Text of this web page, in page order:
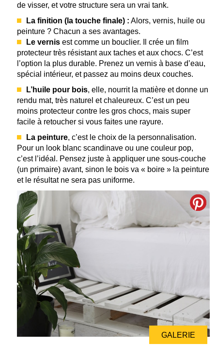
de visser, et votre structure sera un vrai tank.
La finition (la touche finale) : Alors, vernis, huile ou
peinture ? Chacun a ses avantages.
Le vernis est comme un bouclier. Il crée un film
protecteur très résistant aux taches et aux chocs. C’est
l’option la plus durable. Prenez un vernis à base d’eau,
spécial intérieur, et passez au moins deux couches.
L’huile pour bois, elle, nourrit la matière et donne un
rendu mat, très naturel et chaleureux. C’est un peu
moins protecteur contre les gros chocs, mais super
facile à retoucher si vous faites une rayure.
La peinture, c’est le choix de la personnalisation.
Pour un look blanc scandinave ou une couleur pop,
c’est l’idéal. Pensez juste à appliquer une sous-couche
(un primaire) avant, sinon le bois va « boire » la peinture
et le résultat ne sera pas uniforme.
GALERIE
GALERIE